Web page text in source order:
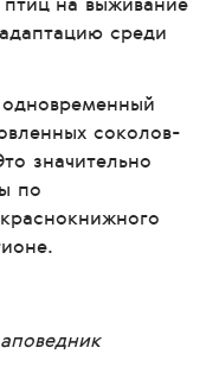
среди
соколов-
значительно
по